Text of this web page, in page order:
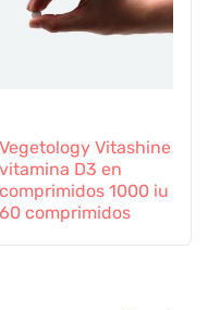
Vegetology Vitashine
vitamina D3 en
comprimidos 1000 iu
60 comprimidos